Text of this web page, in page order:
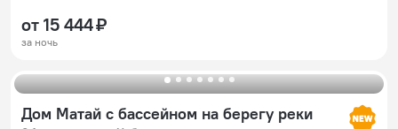
от 15 444 ₽
за ночь
Дом Матай с бассейном на берегу реки